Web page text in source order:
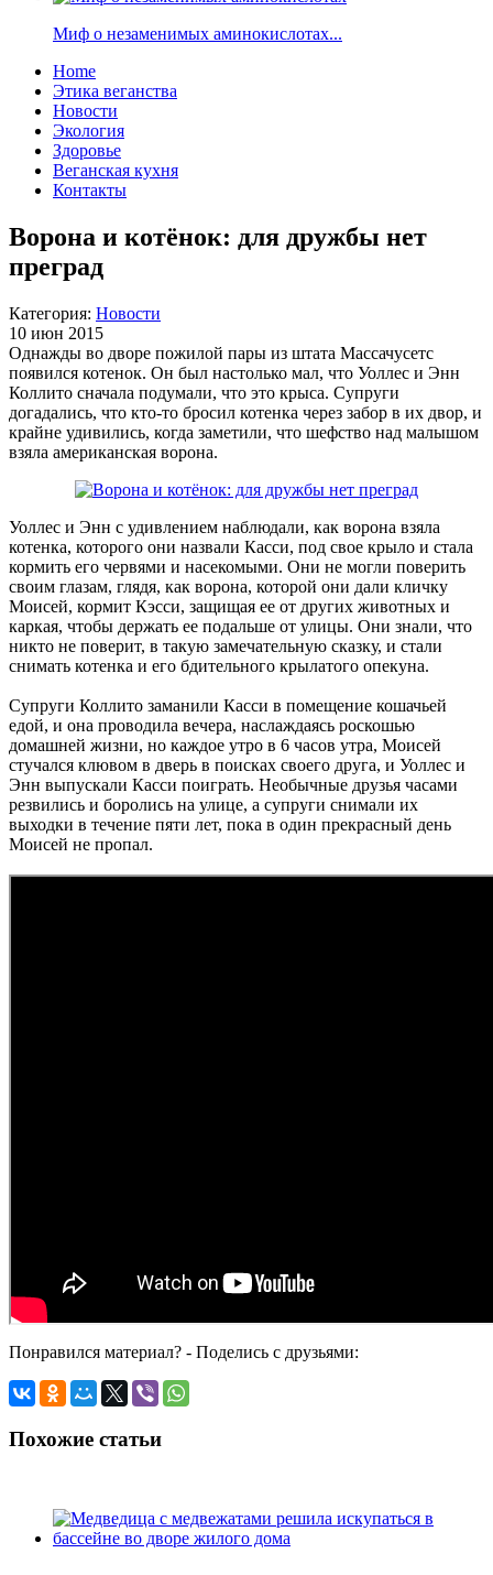
Миф о незаменимых аминокислотах...
Home
Этика веганства
Новости
Экология
Здоровье
Веганская кухня
Контакты
Ворона и котёнок: для дружбы нет
преград
Категория: Новости
10 июн 2015
Однажды во дворе пожилой пары из штата Массачусетс
появился котенок. Он был настолько мал, что Уоллес и Энн
Коллито сначала подумали, что это крыса. Супруги
догадались, что кто-то бросил котенка через забор в их двор, и
крайне удивились, когда заметили, что шефство над малышом
взяла американская ворона.
Уоллес и Энн с удивлением наблюдали, как ворона взяла
котенка, которого они назвали Касси, под свое крыло и стала
кормить его червями и насекомыми. Они не могли поверить
своим глазам, глядя, как ворона, которой они дали кличку
Моисей, кормит Кэсси, защищая ее от других животных и
каркая, чтобы держать ее подальше от улицы. Они знали, что
никто не поверит, в такую замечательную сказку, и стали
снимать котенка и его бдительного крылатого опекуна.
Супруги Коллито заманили Касси в помещение кошачьей
едой, и она проводила вечера, наслаждаясь роскошью
домашней жизни, но каждое утро в 6 часов утра, Моисей
стучался клювом в дверь в поисках своего друга, и Уоллес и
Энн выпускали Касси поиграть. Необычные друзья часами
резвились и боролись на улице, а супруги снимали их
выходки в течение пяти лет, пока в один прекрасный день
Моисей не пропал.
Понравился материал? - Поделись с друзьями:
Похожие статьи